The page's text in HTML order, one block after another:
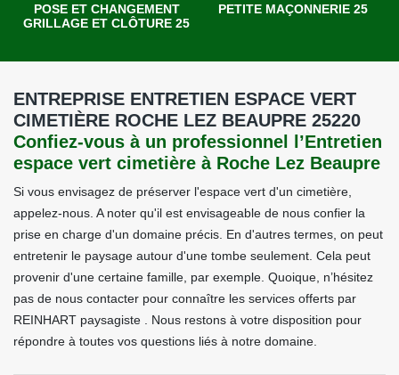
POSE ET CHANGEMENT
GRILLAGE ET CLÔTURE 25
PETITE MAÇONNERIE 25
ENTREPRISE ENTRETIEN ESPACE VERT
CIMETIÈRE ROCHE LEZ BEAUPRE 25220
Confiez-vous à un professionnel l’Entretien
espace vert cimetière à Roche Lez Beaupre
Si vous envisagez de préserver l'espace vert d'un cimetière,
appelez-nous. A noter qu'il est envisageable de nous confier la
prise en charge d'un domaine précis. En d'autres termes, on peut
entretenir le paysage autour d'une tombe seulement. Cela peut
provenir d'une certaine famille, par exemple. Quoique, n’hésitez
pas de nous contacter pour connaître les services offerts par
REINHART paysagiste . Nous restons à votre disposition pour
répondre à toutes vos questions liés à notre domaine.